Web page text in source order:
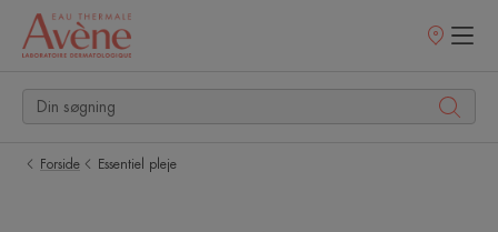
Salgssteder
Forside Essentiel pleje